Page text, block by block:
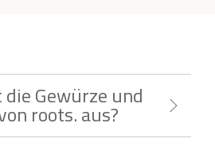
Gewürze und
roots. aus?